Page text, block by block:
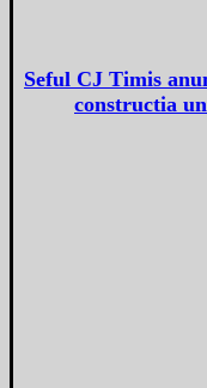
Seful CJ Timis
constructia